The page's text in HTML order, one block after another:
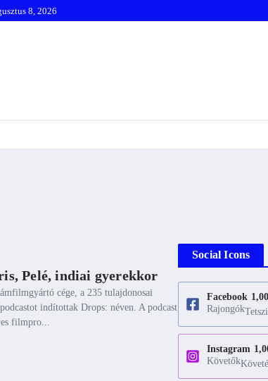
8, 2026
Pelé, indiai gyerekkor
cége, a 235 tulajdonosai
indítottak Drops: néven. A podcast
filmpro...
Social Icons
Facebook
Rajongók
Instagram
Követők